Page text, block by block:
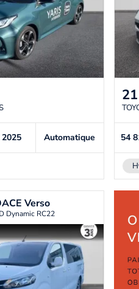
2025 Automatique 54
Verso
Dynamic RC22